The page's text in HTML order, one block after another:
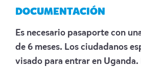
DOCUMENTACIÓN
Es necesario pasaporte con
de 6 meses. Los ciudadanos
visado para entrar en Uganda.